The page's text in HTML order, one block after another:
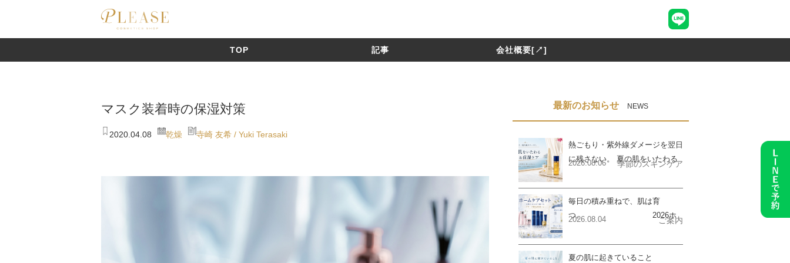
TOP 記事 会社概要[↗]
マスク装着時の保湿対策
2020.04.08 乾燥 寺崎 友希 / Yuki Terasaki
最新のお知らせ NEWS
熱ごもり・紫外線ダメージを翌日
に残さない。 夏の肌をいたわる
2026.08.06 季節のスキンケア
毎日の積み重ねで、肌は育
つ。 2026ホ
2026.08.04 ご案内
夏の肌に起きていること